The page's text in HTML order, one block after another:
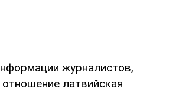
журналистов,
латвийская